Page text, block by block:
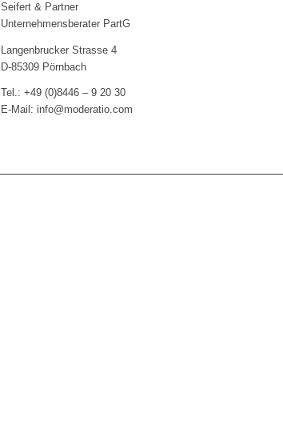
Seifert & Partner
Unternehmensberater PartG
Langenbrucker Strasse 4
D-85309 Pörnbach
Tel.: +49 (0)8446 – 9 20 30
E-Mail: info@moderatio.com